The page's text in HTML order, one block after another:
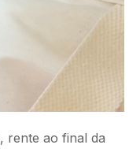
rente ao final da